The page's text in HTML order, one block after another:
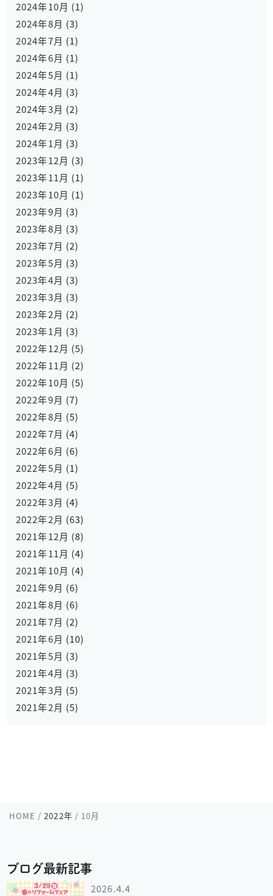
2024年10月 (1)
2024年8月 (3)
2024年7月 (1)
2024年6月 (1)
2024年5月 (1)
2024年4月 (3)
2024年3月 (2)
2024年2月 (3)
2024年1月 (3)
2023年12月 (3)
2023年11月 (1)
2023年10月 (1)
2023年9月 (3)
2023年8月 (3)
2023年7月 (2)
2023年5月 (3)
2023年4月 (3)
2023年3月 (3)
2023年2月 (2)
2023年1月 (3)
2022年12月 (5)
2022年11月 (2)
2022年10月 (5)
2022年9月 (7)
2022年8月 (5)
2022年7月 (4)
2022年6月 (6)
2022年5月 (1)
2022年4月 (5)
2022年3月 (4)
2022年2月 (63)
2021年12月 (8)
2021年11月 (4)
2021年10月 (4)
2021年9月 (6)
2021年8月 (6)
2021年7月 (2)
2021年6月 (10)
2021年5月 (3)
2021年4月 (3)
2021年3月 (5)
2021年2月 (5)
HOME /2022年 / 10月
ブログ最新記事
2026.4.4